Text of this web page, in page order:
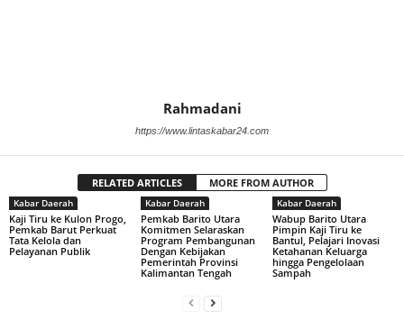
Rahmadani
https://www.lintaskabar24.com
RELATED ARTICLES MORE FROM AUTHOR
Kabar Daerah
Kaji Tiru ke Kulon Progo,
Pemkab Barut Perkuat
Tata Kelola dan
Pelayanan Publik
Kabar Daerah
Pemkab Barito Utara
Komitmen Selaraskan
Program Pembangunan
Dengan Kebijakan
Pemerintah Provinsi
Kalimantan Tengah
Kabar Daerah
Wabup Barito Utara
Pimpin Kaji Tiru ke
Bantul, Pelajari Inovasi
Ketahanan Keluarga
hingga Pengelolaan
Sampah